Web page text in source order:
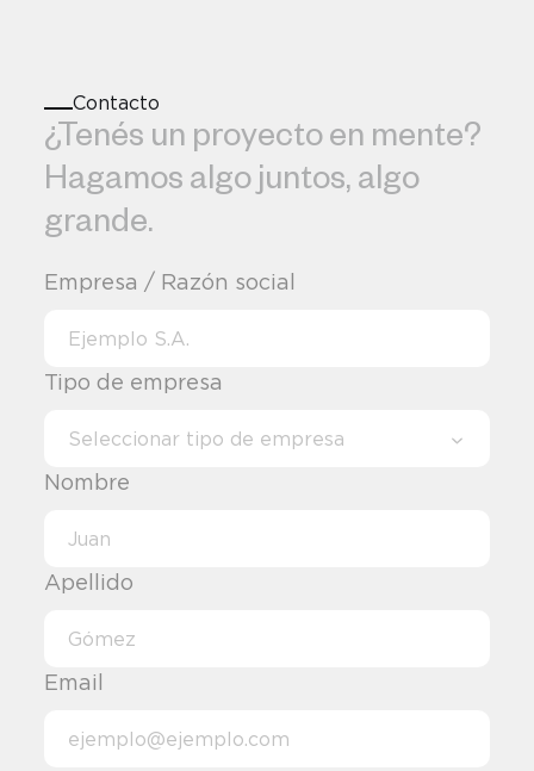
Contacto
¿Tenés un proyecto en mente?
¿Tenés un proyecto en mente?
Hagamos algo juntos, algo
grande.
Empresa / Razón social
Tipo de empresa
Seleccionar tipo de empresa
Nombre
Apellido
Email